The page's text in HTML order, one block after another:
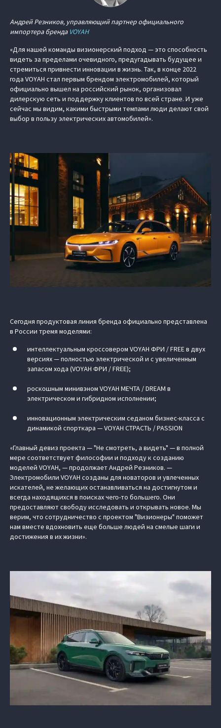
Андрей Резников, управляющий партнер официального
импортера бренда VOYAH
«Для нашей команды визионерский подход — это способность
видеть за пределами очевидного, предугадывать будущее и
стремиться привнести инновации в жизнь. Так, в конце 2022
года VOYAH стал первым брендом электромобилей, который
официально вышел на российский рынок, организовал
дилерскую сеть и поддержку клиентов по всей стране. И уже
сейчас мы видим, какими быстрыми темпами люди делают свой
выбор в пользу электрических автомобилей».
Сегодня продуктовая линия бренда официально представлена
в России тремя моделями:
интеллектуальным кроссовером VOYAH ФРИ / FREE в двух
версиях — полностью электрической и с увеличенным
запасом хода (VOYAH ФРИ / FREE);
роскошным минивэном VOYAH МЕЧТА / DREAM в
электрическом и гибридном исполнении;
инновационным электрическим седаном бизнес-класса с
динамикой спорткара — VOYAH СТРАСТЬ / PASSION
«Главный девиз проекта — "Не смотреть, а видеть" — в полной
мере соответствует философии и подходу к созданию
моделей VOYAH, — продолжает Андрей Резников. —
Электромобили VOYAH созданы для новаторов и увлеченных
искателей, не желающих останавливаться на достигнутом и
всегда находящихся в поисках чего-то большего. Они
предоставляют свободу исследовать и открывать новое. Мы
верим, что сотрудничество с проектом "Визионеры" поможет
нам вместе вдохновить еще больше людей на смелые шаги и
достижения в их жизни».